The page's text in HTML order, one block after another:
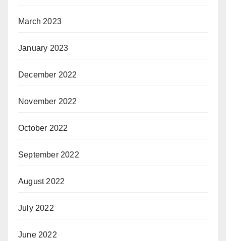
March 2023
January 2023
December 2022
November 2022
October 2022
September 2022
August 2022
July 2022
June 2022